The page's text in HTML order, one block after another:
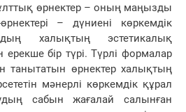
өрнектер – оның маңызды
– дүниені көркемдік
халықтың эстетикалық
ерекше бір түрі. Түрлі формалар
танытатын өрнектер халықтың
мәнерлі көркемдік құрал
сабын жағалай салынған